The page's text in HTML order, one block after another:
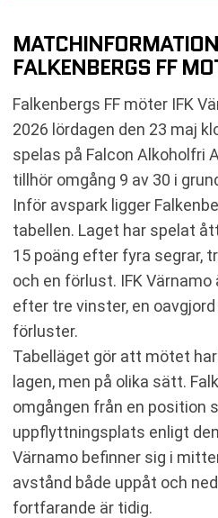
SENASTE RESULTAT
SENASTE RESULTAT IFK
RESULTAT INBÖRDES
TABELL
KOMMANDE MATCHER
KOMMANDE MATCHER
RELATERADE NYHETER
FALKENBERGS FF
Falkenbergs FF möter IFK
2026 lördagen den 23 maj
spelas på Falcon Alkoholfri
tillhör omgång 9 av 30 i
Inför avspark ligger
tabellen. Laget har spelat
15 poäng efter fyra segrar,
och en förlust. IFK Värnamo
efter tre vinster, en
förluster.
Tabelläget gör att mötet
lagen, men på olika sätt.
omgången från en position
uppflyttningsplats enligt
Värnamo befinner sig i
avstånd både uppåt och
fortfarande är tidig.